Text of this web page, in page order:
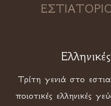
Τρίτη γενιά στο
ποιοτικές ελληνικές